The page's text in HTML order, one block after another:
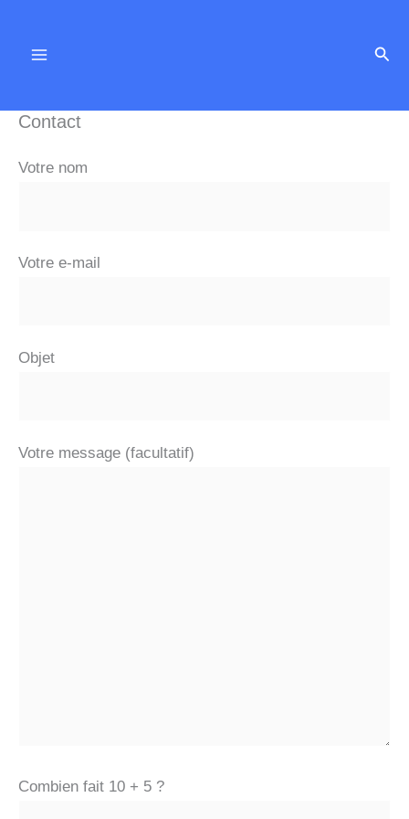
contenu
Contact
Votre nom
Votre e-mail
Objet
Votre message (facultatif)
Combien fait 10 + 5 ?